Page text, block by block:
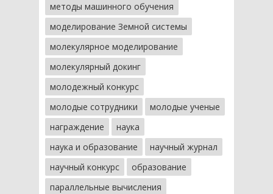
методы машинного обучения
моделирование Земной системы
молекулярное моделирование
молекулярный докинг
молодежный конкурс
молодые сотрудники
молодые ученые
награждение
наука
наука и образование
научный журнал
научный конкурс
образование
параллельные вычисления